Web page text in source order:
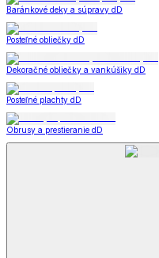
Baránkové deky a súpravy dD
Posteľné obliečky dD
Dekoračné obliečky a vankúšiky dD
Posteľné plachty dD
Obrusy a prestieranie dD